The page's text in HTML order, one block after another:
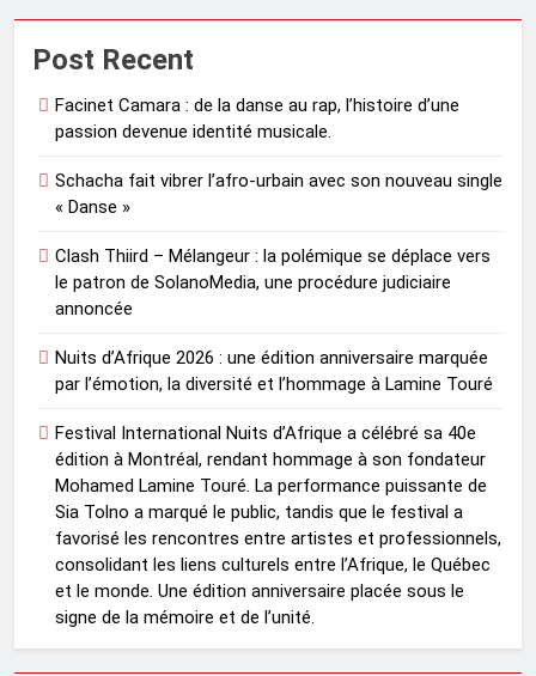
Post Recent
Facinet Camara : de la danse au rap, l’histoire d’une
passion devenue identité musicale.
Schacha fait vibrer l’afro-urbain avec son nouveau single
« Danse »
Clash Thiird – Mélangeur : la polémique se déplace vers
le patron de SolanoMedia, une procédure judiciaire
annoncée
Nuits d’Afrique 2026 : une édition anniversaire marquée
par l’émotion, la diversité et l’hommage à Lamine Touré
Festival International Nuits d’Afrique a célébré sa 40e
édition à Montréal, rendant hommage à son fondateur
Mohamed Lamine Touré. La performance puissante de
Sia Tolno a marqué le public, tandis que le festival a
favorisé les rencontres entre artistes et professionnels,
consolidant les liens culturels entre l’Afrique, le Québec
et le monde. Une édition anniversaire placée sous le
signe de la mémoire et de l’unité.